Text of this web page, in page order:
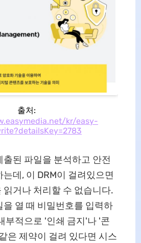
출처:
kr/easy-
출된 파일을 분석하고 안전
데, 이 DRM이 걸려있으면
읽거나 처리할 수 없습니다.
을 열 때 비밀번호를 입력하
부적으로 '인쇄 금지'나 '콘
은 제약이 걸려 있다면 시스